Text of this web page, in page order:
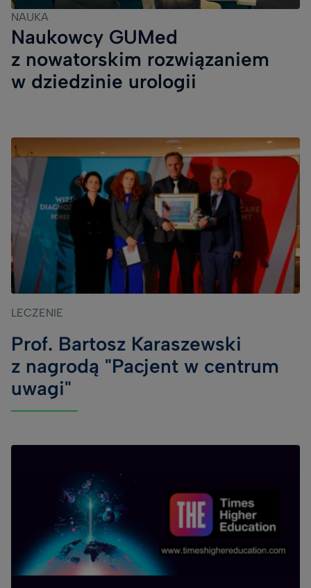
NAUKA
Naukowcy GUMed
z nowatorskim rozwiązaniem
w dziedzinie urologii
LECZENIE
Prof. Bartosz Karaszewski
z nagrodą "Pacjent w centrum
uwagi"